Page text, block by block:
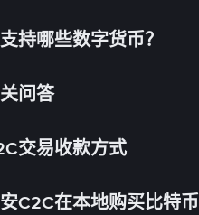
持哪些数字货币？
问答
交易收款方式
C2C在本地购买比特